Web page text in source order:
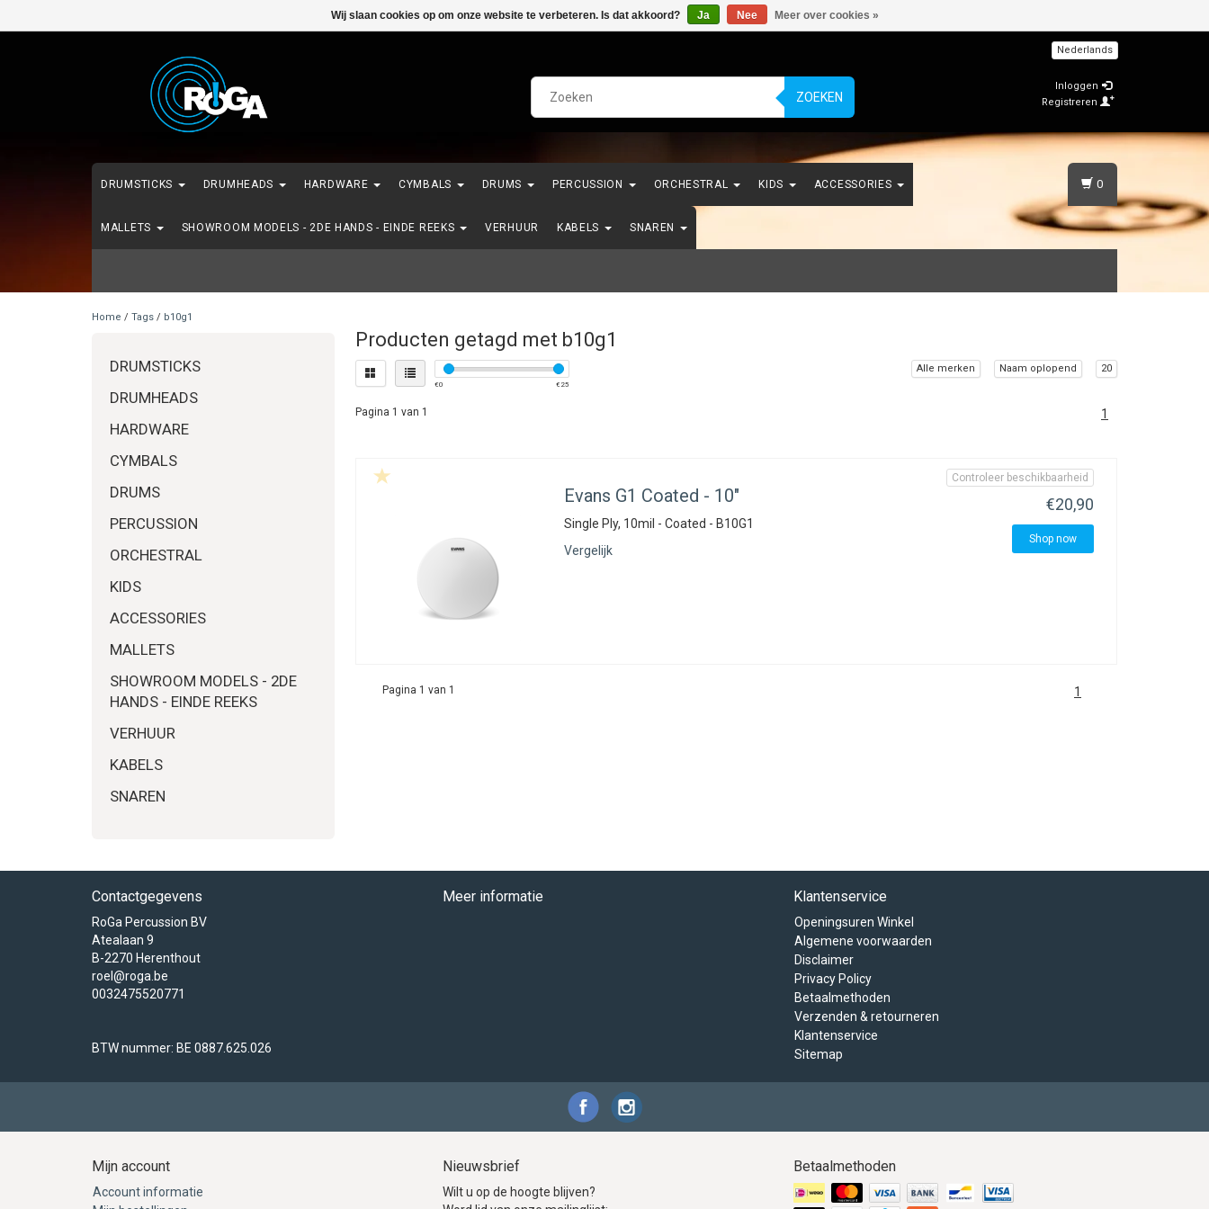
ZOEKEN
Nederlands
Inloggen
Registreren
DRUMSTICKS DRUMHEADS HARDWARE CYMBALS DRUMS PERCUSSION ORCHESTRAL KIDS ACCESSORIES
MALLETS SHOWROOM MODELS - 2DE HANDS - EINDE REEKS VERHUUR KABELS SNAREN
0
Home / Tags / b10g1
DRUMSTICKS
DRUMHEADS
HARDWARE
CYMBALS
DRUMS
PERCUSSION
ORCHESTRAL
KIDS
ACCESSORIES
MALLETS
SHOWROOM MODELS - 2DE
HANDS - EINDE REEKS
VERHUUR
KABELS
SNAREN
Producten getagd met b10g1
€0 € 25
Alle merken Naam oplopend 20
Pagina 1 van 1 1
Evans G1 Coated - 10"
Single Ply, 10mil - Coated - B10G1
Vergelijk
Controleer beschikbaarheid
€20,90
Shop now
Pagina 1 van 1 1
Contactgegevens
RoGa Percussion BV
Atealaan 9
B-2270 Herenthout
roel@roga.be
0032475520771
BTW nummer: BE 0887.625.026
Meer informatie Klantenservice
Openingsuren Winkel
Algemene voorwaarden
Disclaimer
Privacy Policy
Betaalmethoden
Verzenden & retourneren
Klantenservice
Sitemap
Mijn account
Account informatie
Nieuwsbrief
Wilt u op de hoogte blijven?
Betaalmethoden
Wij slaan cookies op om onze website te verbeteren. Is dat akkoord? Ja Nee Meer over cookies »